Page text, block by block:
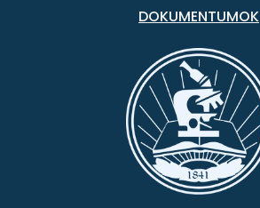
DOKUMENTUMOK